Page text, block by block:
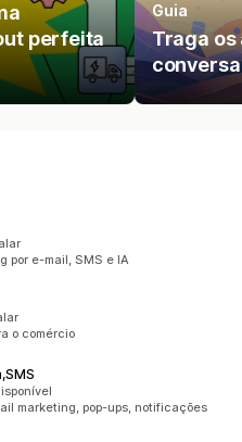
perfeita
Guia
Traga os
por e-mail, SMS e IA
o comércio
marketing, pop-ups, notificações